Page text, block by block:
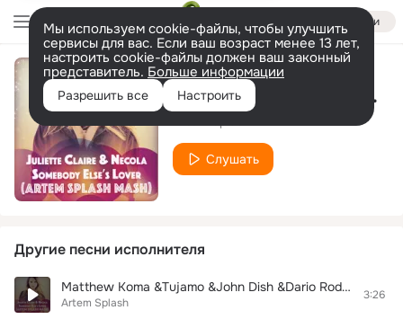
Войти
Мы используем cookie-файлы, чтобы улучшить
сервисы для вас. Если ваш возраст менее 13 лет,
настроить cookie-файлы должен ваш законный
представитель. Больше информации
Разрешить все Настроить Juliette Claire & Necola -Somebody Else' s Lover(Artem Splash Mash)
Слушать
Другие песни исполнителя
Matthew Koma &Tujamo &John Dish &Dario Rodriguez-Kisses Back(Artem Splash Mash)
Artem Splash
3:26